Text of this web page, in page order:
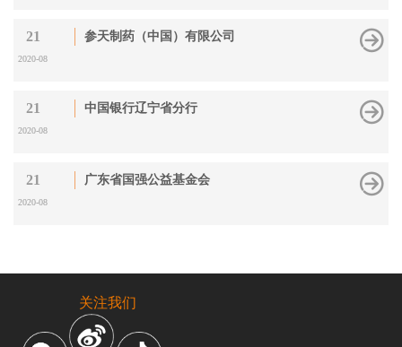
21
2020-08
参天制药（中国）有限公司
21
2020-08
中国银行辽宁省分行
21
2020-08
广东省国强公益基金会
关注我们